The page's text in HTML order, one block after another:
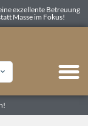
exzellente Betreuung
Masse im Fokus!